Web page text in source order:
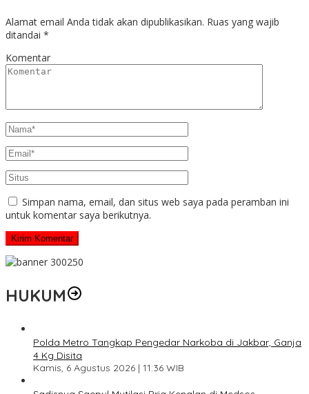
Alamat email Anda tidak akan dipublikasikan. Ruas yang wajib
ditandai *
Komentar
Simpan nama, email, dan situs web saya pada peramban ini
untuk komentar saya berikutnya.
HUKUM
Polda Metro Tangkap Pengedar Narkoba di Jakbar, Ganja
4 Kg Disita
Kamis, 6 Agustus 2026 | 11:36 WIB